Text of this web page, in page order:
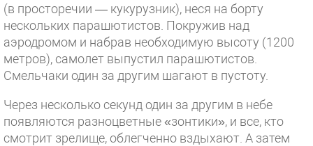
(в просторечии — кукурузник), неся на борту
нескольких парашютистов. Покружив над
аэродромом и набрав необходимую высоту (1200
метров), самолет выпустил парашютистов.
Смельчаки один за другим шагают в пустоту.
Через несколько секунд один за другим в небе
появляются разноцветные «зонтики», и все, кто
смотрит зрелище, облегченно вздыхают. А затем